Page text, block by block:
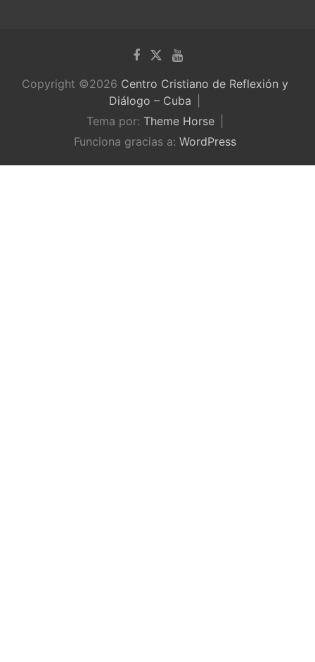
Copyright ©2026 Centro Cristiano de Reflexión y
Diálogo – Cuba
Tema por: Theme Horse
Funciona gracias a: WordPress